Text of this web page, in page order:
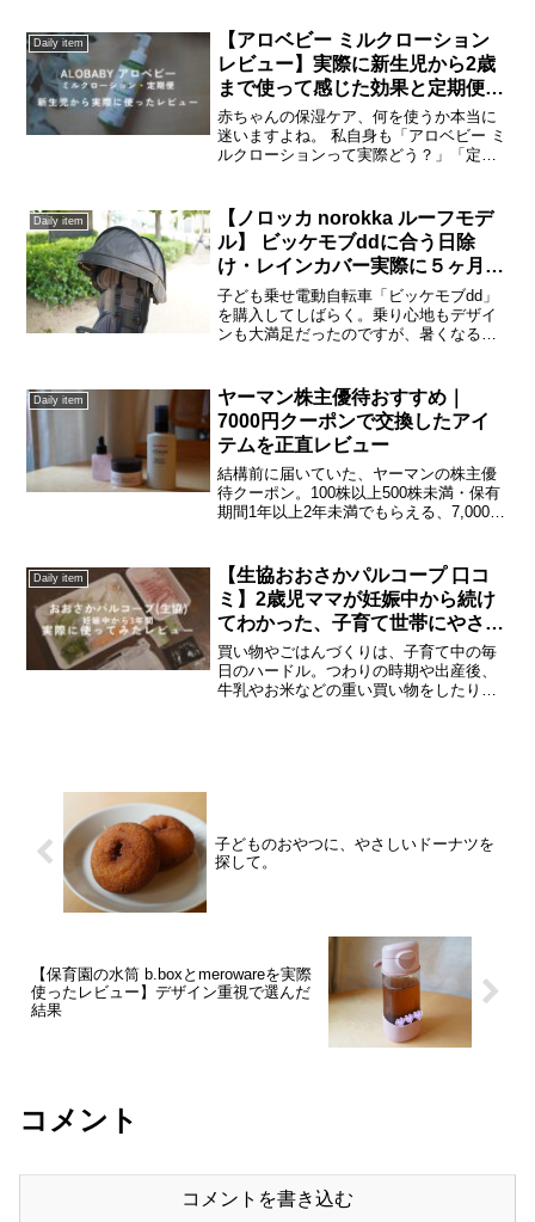
るんです。私がいただいたのは、取引...
Daily item
【アロベビー ミルクローション
レビュー】実際に新生児から2歳
まで使って感じた効果と定期便の
口コミまとめ
赤ちゃんの保湿ケア、何を使うか本当に
迷いますよね。 私自身も「アロベビー ミ
ルクローションって実際どう？」「定期
なり口コミを調べました。この記事で
は、実際に新生児期から...
Daily item
【ノロッカ norokka ルーフモデ
ル】 ビッケモブddに合う日除
け・レインカバー実際に５ヶ月使
ってみたレビュー
子ども乗せ電動自転車「ビッケモブdd」
を購入してしばらく。乗り心地もデザイ
ンも大満足だったのですが、暑くなる季
イテム。色々検討した結果、私が購入し
た「ノロッカ noro...
Daily item
ヤーマン株主優待おすすめ｜
7000円クーポンで交換したアイ
テムを正直レビュー
結構前に届いていた、ヤーマンの株主優
待クーポン。100株以上500株未満・保有
期間1年以上2年未満でもらえる、7,000円
交換しました。せっかくなので今回は、
「ヤーマン...
Daily item
【生協おおさかパルコープ 口コ
ミ】2歳児ママが妊娠中から続け
てわかった、子育て世帯にやさし
い宅配サービスのリアルな感想
買い物やごはんづくりは、子育て中の毎
日のハードル。つわりの時期や出産後、
牛乳やお米などの重い買い物をしたり、
子どものおやつに、やさしいドーナツを
探して。
【保育園の水筒 b.boxとmerowareを実際
使ったレビュー】デザイン重視で選んだ
結果
コメント
コメントを書き込む